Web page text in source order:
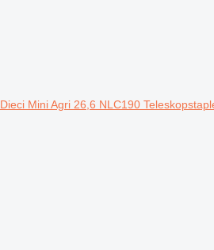
Dieci Mini Agri 26,6 NLC190